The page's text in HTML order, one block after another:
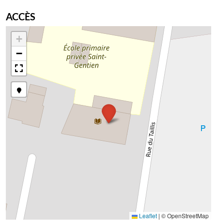
ACCÈS
+
−
Leaflet | © OpenStreetMap